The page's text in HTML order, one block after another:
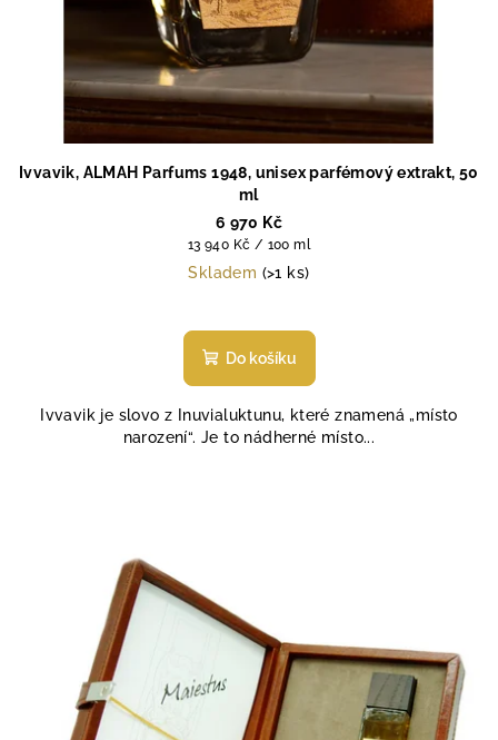
Ivvavik, ALMAH Parfums 1948, unisex parfémový extrakt, 50
ml
6 970 Kč
Měrná
cena:
13 940 Kč / 100 ml
Skladem (>1 ks)
Do košíku
Ivvavik je slovo z Inuvialuktunu, které znamená „místo
narození“. Je to nádherné místo...